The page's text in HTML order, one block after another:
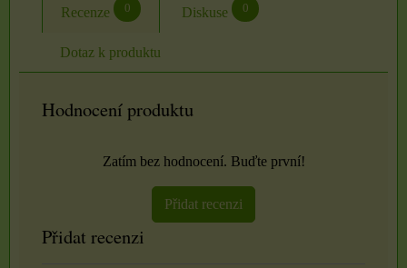
Recenze 0 Diskuse 0
Dotaz k produktu
Hodnocení produktu
Zatím bez hodnocení. Buďte první!
Přidat recenzi
Přidat recenzi